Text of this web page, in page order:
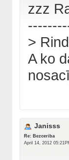
zzz
>
A ko
Janisss
Re: Bezceriba
April 14, 2012